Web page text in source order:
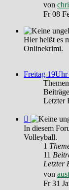
von
Fr 08
Hier heißt es
Onlinekrimi.
Freitag
Themen
Beiträge
Letzter
Feed
-
Forum
Freitag
19Uhr
In diesem
Volleyball.
1
11
Letzter
von
Fr 31